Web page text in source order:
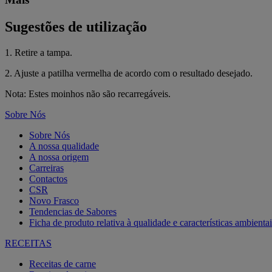
Sugestões de utilização
1. Retire a tampa.
2. Ajuste a patilha vermelha de acordo com o resultado desejado.
Nota: Estes moinhos não são recarregáveis​​.
Sobre Nós
Sobre Nós
A nossa qualidade
A nossa origem
Carreiras
Contactos
CSR
Novo Frasco
Tendencias de Sabores
Ficha de produto relativa à qualidade e características
RECEITAS
Receitas de carne